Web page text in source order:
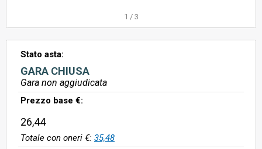
1 / 3
Stato asta:
GARA CHIUSA
Gara non aggiudicata
Prezzo base €:
26,44
Totale con oneri €: 35,48